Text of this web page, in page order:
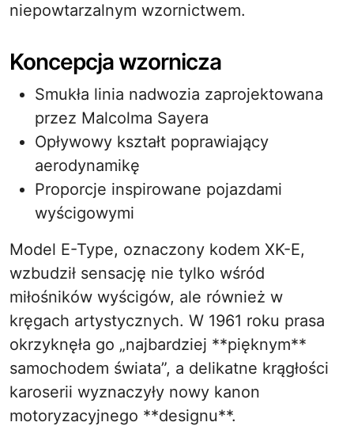
niepowtarzalnym wzornictwem.
Koncepcja wzornicza
Smukła linia nadwozia zaprojektowana
przez Malcolma Sayera
Opływowy kształt poprawiający
aerodynamikę
Proporcje inspirowane pojazdami
wyścigowymi
Model E-Type, oznaczony kodem XK-E,
wzbudził sensację nie tylko wśród
miłośników wyścigów, ale również w
kręgach artystycznych. W 1961 roku prasa
okrzyknęła go „najbardziej **pięknym**
samochodem świata”, a delikatne krągłości
karoserii wyznaczyły nowy kanon
motoryzacyjnego **designu**.